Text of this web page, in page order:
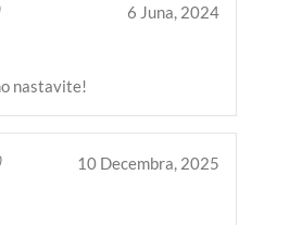
6 Juna, 2024
nastavite!
10 Decembra, 2025